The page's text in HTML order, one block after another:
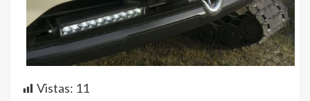
Vistas: 11